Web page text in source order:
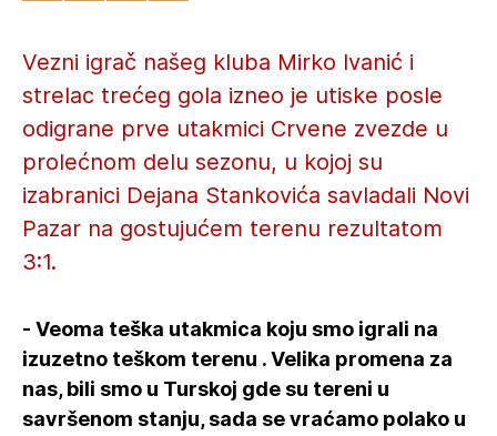
Vezni igrač našeg kluba Mirko Ivanić i
strelac trećeg gola izneo je utiske posle
odigrane prve utakmici Crvene zvezde u
prolećnom delu sezonu, u kojoj su
izabranici Dejana Stankovića savladali Novi
Pazar na gostujućem terenu rezultatom
3:1.
- Veoma teška utakmica koju smo igrali na
izuzetno teškom terenu . Velika promena za
nas, bili smo u Turskoj gde su tereni u
savršenom stanju, sada se vraćamo polako u